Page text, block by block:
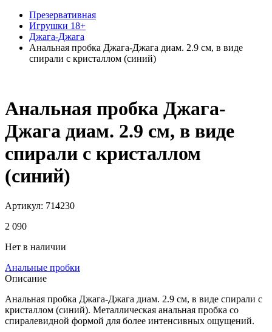
Презервативная
Игрушки 18+
Джага-Джага
Анальная пробка Джага-Джага диам. 2.9 см, в виде
спирали с кристаллом (синий)
Анальная пробка Джага-
Джага диам. 2.9 см, в виде
спирали с кристаллом
(синий)
Артикул: 714230
2 090
Нет в наличии
Анальные пробки
Описание
Анальная пробка Джага-Джага диам. 2.9 см, в виде спирали с
кристаллом (синий). Металлическая анальная пробка со
спиралевидной формой для более интенсивных ощущений.